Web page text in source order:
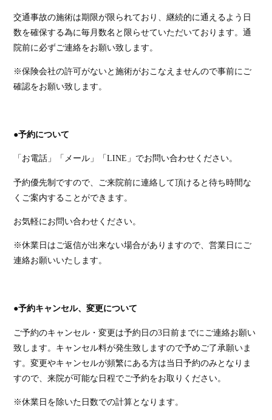
交通事故の施術は期限が限られており、継続的に通えるよう日
数を確保する為に毎月数名と限らせていただいております。通
院前に必ずご連絡をお願い致します。
※保険会社の許可がないと施術がおこなえませんので事前にご
確認をお願い致します。
●予約について
「お電話」「メール」「LINE 」でお問い合わせください。
予約優先制ですので、ご来院前に連絡して頂けると待ち時間な
くご案内することができます。
お気軽にお問い合わせください。
※休業日はご返信が出来ない場合がありますので、営業日にご
連絡お願いいたします。
●予約キャンセル、変更について
ご予約のキャンセル・変更は予約日の3日前までにご連絡お願い
致します。キャンセル料が発生致しますので予めご了承願いま
す。変更やキャンセルが頻繁にある方は当日予約のみとなりま
すので、来院が可能な日程でご予約をお取りください。
※休業日を除いた日数での計算となります。